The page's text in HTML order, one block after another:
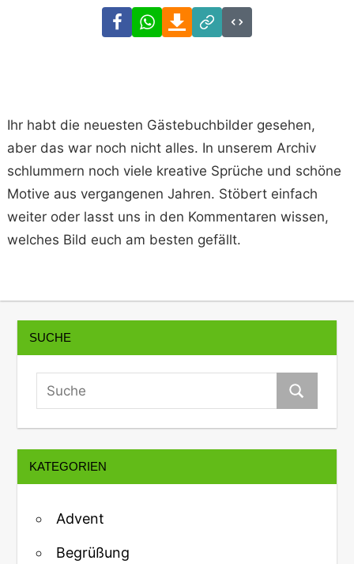
FacebookWhatsAppDownload
Link
Code
Ihr habt die neuesten Gästebuchbilder gesehen,
aber das war noch nicht alles. In unserem Archiv
schlummern noch viele kreative Sprüche und schöne
Motive aus vergangenen Jahren. Stöbert einfach
weiter oder lasst uns in den Kommentaren wissen,
welches Bild euch am besten gefällt.
SUCHE
KATEGORIEN
Advent
Begrüßung